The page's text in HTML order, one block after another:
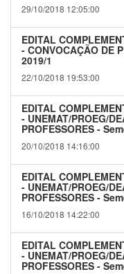
29/10/2018 12:05:00
EDITAL
- CONVOCAÇÃO DE
2019/1
22/10/2018 19:53:00
EDITAL
- UNEMAT/PROEG/
PROFESSORES -
20/10/2018 14:16:00
EDITAL
- UNEMAT/PROEG/
PROFESSORES -
16/10/2018 14:22:00
EDITAL
- UNEMAT/PROEG/
PROFESSORES -